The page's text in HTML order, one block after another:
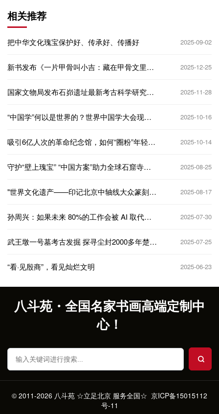
相关推荐
把中华文化瑰宝保护好、传承好、传播好 2025-09-02
新书发布《一片甲骨叫小吉：藏在甲骨文里的
2025-12-25
国家文物局发布石峁遗址最新考古科学研究成
2025-11-28
“中国学”何以是世界的？世界中国学大会现场
2025-10-16
吸引6亿人次的革命纪念馆，如何“圈粉”年轻人
2025-10-14
守护“壁上瑰宝” “中国方案”助力全球石窟寺保
2025-08-25
"世界文化遗产——印记北京中轴线大众篆刻作
2025-08-17
孙周兴：如果未来 80%的工作会被 AI 取代，
2025-07-30
武王墩一号墓考古发掘 探寻尘封2000多年楚国
2025-07-25
“看·见殷商”，看见灿烂文明 2025-06-23
八斗苑・全国名家书画高端定制中
心！
© 2011-2026 八斗苑 ☆立足北京 服务全国☆ 京ICP备15015112
号-11